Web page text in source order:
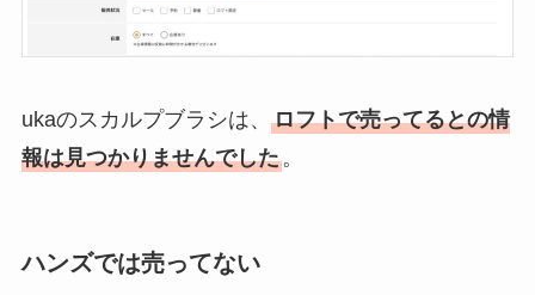
ukaのスカルプブラシは、 ロフトで売ってるとの情
報は見つかりませんでした。
ハンズでは売ってない